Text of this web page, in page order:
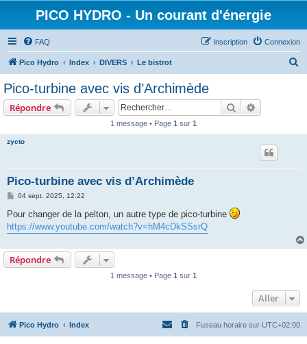
PICO HYDRO - Un courant d'énergie
FAQ Connexion
Inscription
Pico Hydro Index DIVERS Le bistrot
Pico-turbine avec vis d’Archimède
Répondre Rechercher
1 message • Page 1 sur 1
zycto
Pico-turbine avec vis d’Archimède
M
s
s
a
g
04 sept. 2025, 12:22
Pour changer de la pelton, un autre type de pico-turbine
https://www.youtube.com/watch?v=hM4cDkSSsrQ
Répondre
1 message • Page 1 sur 1
Aller
Pico Hydro Index Fuseau horaire sur UTC+02:00